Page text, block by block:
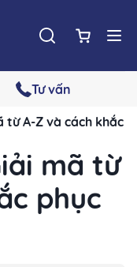
Tư vấn
từ A-Z và cách khắc
mã từ
phục